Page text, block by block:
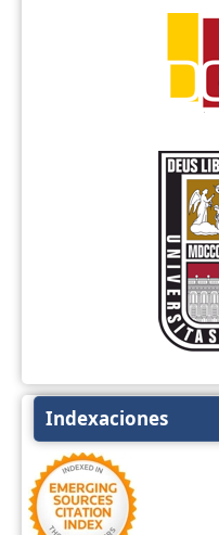
Indexaciones